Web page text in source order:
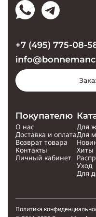
Покупателю
О нас
Доставка и оплата
Возврат товара
Контакты
Личный кабинет
Для
Для
Хиты
Уход
Для
+7 (495) 775-08-
Политика